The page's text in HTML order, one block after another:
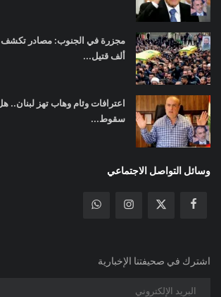
ألف قتيل...
اعترافات وئام وهاب تهز لبنان..
سقوط...
وسائل التواصل الاجتماعي
اشترك في صحيفتنا الإخبارية